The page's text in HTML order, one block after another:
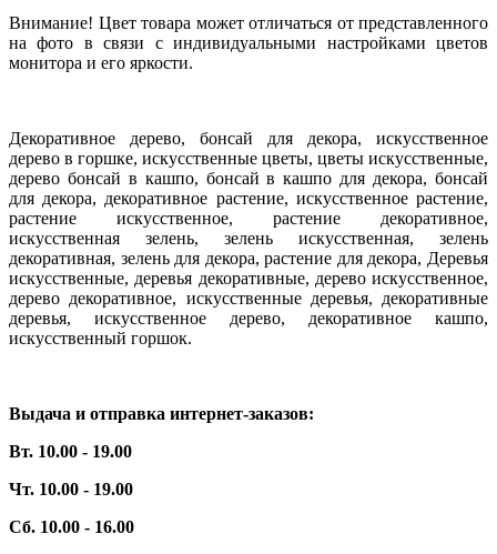
Внимание! Цвет товара может отличаться от представленного
на фото в связи с индивидуальными настройками цветов
монитора и его яркости.
Декоративное дерево, бонсай для декора, искусственное
дерево в горшке, искусственные цветы, цветы искусственные,
дерево бонсай в кашпо, бонсай в кашпо для декора, бонсай
для декора, декоративное растение, искусственное растение,
растение искусственное, растение декоративное,
искусственная зелень, зелень искусственная, зелень
декоративная, зелень для декора, растение для декора, Деревья
искусственные, деревья декоративные, дерево искусственное,
дерево декоративное, искусственные деревья, декоративные
деревья, искусственное дерево, декоративное кашпо,
искусственный горшок.
Выдача и отправка интернет-заказов:
Вт. 10.00 - 19.00
Чт. 10.00 - 19.00
Сб. 10.00 - 16.00